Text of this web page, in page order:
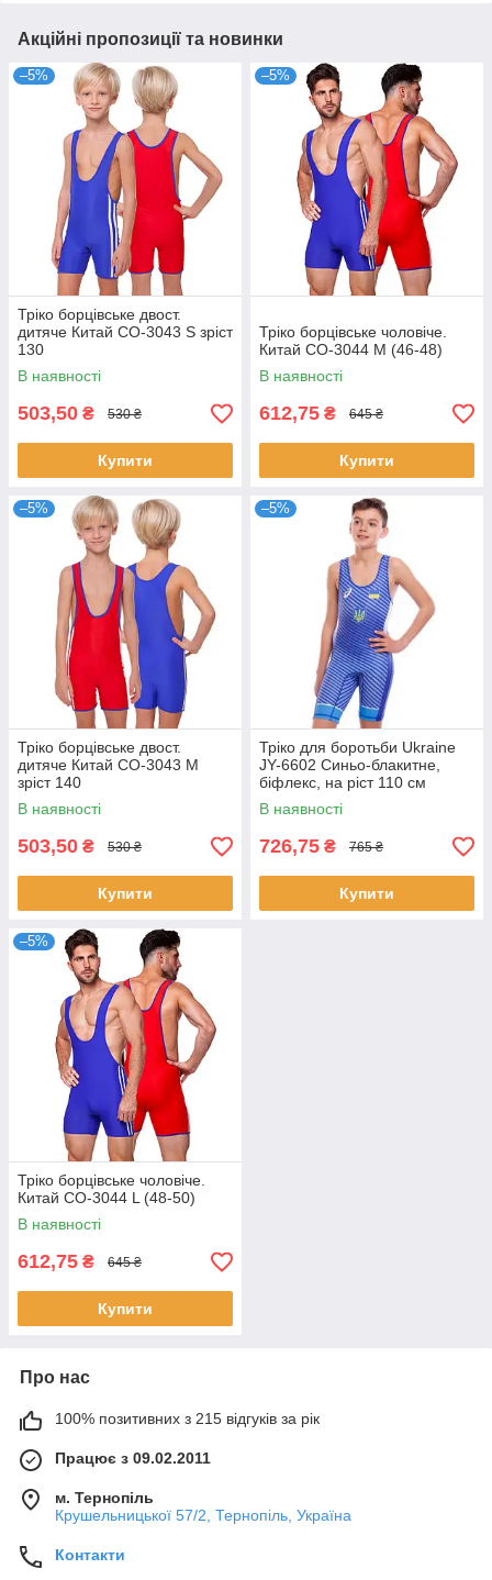
Акційні пропозиції та новинки
–5%
Тріко борцівське двост.
дитяче Китай CO-3043 S зріст
130
В наявності
503,50 ₴ 530 ₴
Купити
–5%
Тріко борцівське чоловіче.
Китай СО-3044 М (46-48)
В наявності
612,75 ₴ 645 ₴
Купити
–5%
Тріко борцівське двост.
дитяче Китай СО-3043 M
зріст 140
В наявності
503,50 ₴ 530 ₴
Купити
–5%
Тріко для боротьби Ukraine
JY-6602 Синьо-блакитне,
біфлекс, на ріст 110 см
В наявності
726,75 ₴ 765 ₴
Купити
–5%
Тріко борцівське чоловіче.
Китай СО-3044 L (48-50)
В наявності
612,75 ₴ 645 ₴
Купити
Про нас
100% позитивних з 215 відгуків за рік
Працює з 09.02.2011
м. Тернопіль
Крушельницької 57/2, Тернопіль, Україна
Контакти